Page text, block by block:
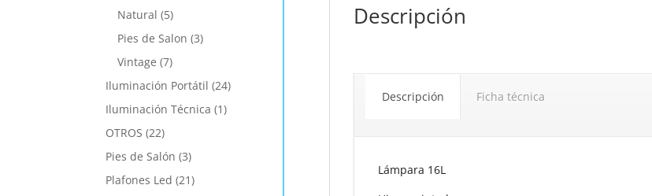
Descripción
Descripción Ficha técnica
Lámpara 16L
Natural (5)
Pies de Salon (3)
Vintage (7)
Iluminación Portátil (24)
Iluminación Técnica (1)
OTROS (22)
Pies de Salón (3)
Plafones Led (21)